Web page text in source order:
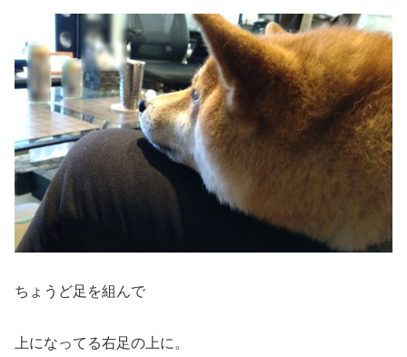
ちょうど足を組んで
上になってる右足の上に。